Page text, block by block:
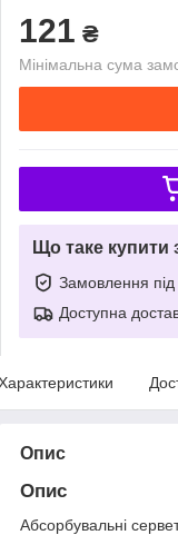
121 ₴
Мінімальна сума
Що таке купити
Замовлення під
Доступна
Опис
Опис
Абсорбувальні